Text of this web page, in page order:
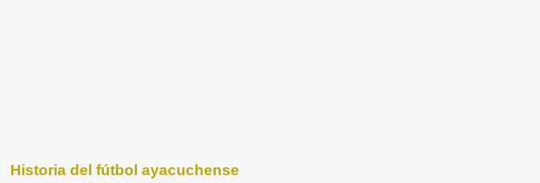
Historia del fútbol ayacuchense